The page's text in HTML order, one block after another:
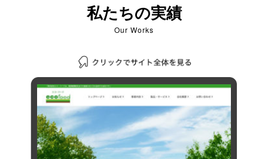
私たちの実績
Our Works